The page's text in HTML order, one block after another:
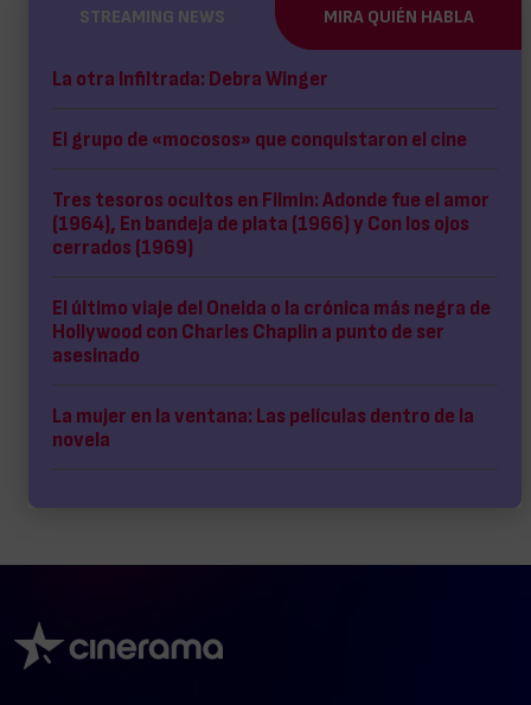
STREAMING NEWS MIRA QUIÉN HABLA
La otra Infiltrada: Debra Winger
El grupo de «mocosos» que conquistaron el cine
Tres tesoros ocultos en Filmin: Adonde fue el amor
(1964), En bandeja de plata (1966) y Con los ojos
cerrados (1969)
El último viaje del Oneida o la crónica más negra de
Hollywood con Charles Chaplin a punto de ser
asesinado
La mujer en la ventana: Las películas dentro de la
novela